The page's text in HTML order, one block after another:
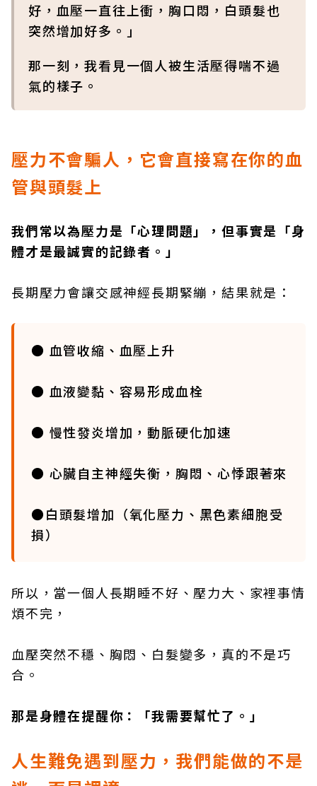
好，血壓一直往上衝，胸口悶，白頭髮也
突然增加好多。」
那一刻，我看見一個人被生活壓得喘不過
氣的樣子。
壓力不會騙人，它會直接寫在你的血
管與頭髮上
我們常以為壓力是「心理問題」，但事實是「身
體才是最誠實的記錄者。」
長期壓力會讓交感神經長期緊繃，結果就是：
● 血管收縮、血壓上升
● 血液變黏、容易形成血栓
● 慢性發炎增加，動脈硬化加速
● 心臟自主神經失衡，胸悶、心悸跟著來
●白頭髮增加（氧化壓力、黑色素細胞受
損）
所以，當一個人長期睡不好、壓力大、家裡事情
煩不完，
血壓突然不穩、胸悶、白髮變多，真的不是巧
合。
那是身體在提醒你：「我需要幫忙了。」
人生難免遇到壓力，我們能做的不是